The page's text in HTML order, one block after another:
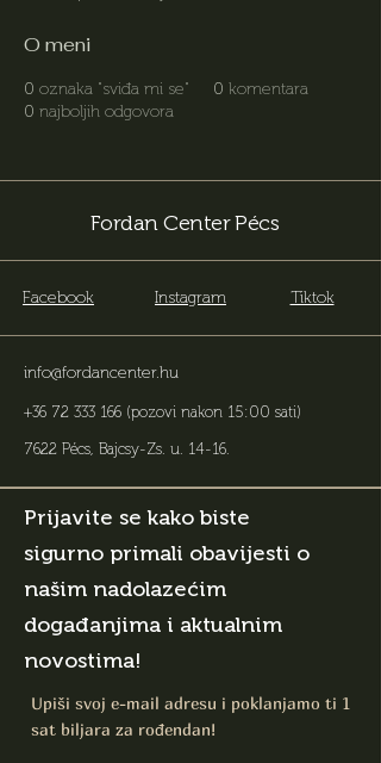
O meni
0 oznaka "sviđa mi se" 0 komentara
0 najboljih odgovora
Fordan Center Pécs
Facebook Instagram Tiktok
info@fordancenter.hu
+36 72 333 166 (pozovi nakon 15:00 sati)
7622 Pécs, Bajcsy-Zs. u. 14-16.
Prijavite se kako biste
sigurno primali obavijesti o
našim nadolazećim
događanjima i aktualnim
novostima!
Upiši svoj e-mail adresu i poklanjamo ti 1
sat biljara za rođendan!